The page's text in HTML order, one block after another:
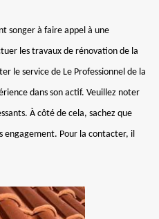
songer à faire appel à une
les travaux de rénovation de la
le service de Le Professionnel de la
dans son actif. Veuillez noter
À côté de cela, sachez que
engagement. Pour la contacter, il